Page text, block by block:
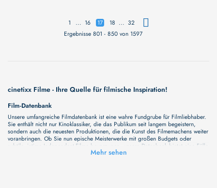
Ergebnisse 801 - 850 von 1597
1 ... 16 17 18 ... 32
cinetixx Filme - Ihre Quelle für filmische Inspiration!
Film-Datenbank
Unsere umfangreiche Filmdatenbank ist eine wahre Fundgrube für Filmliebhaber.
Sie enthält nicht nur Kinoklassiker, die das Publikum seit langem begeistern,
sondern auch die neuesten Produktionen, die die Kunst des Filmemachens weiter
voranbringen. Ob Sie nun epische Meisterwerke mit großen Budgets oder
subtile, intime Independent-Filme bevorzugen, unsere Datenbank bietet eine Fülle
von Inhalten, die Ihr Herz und Ihren Geist berühren werden. Beim Durchstöbern
Mehr sehen